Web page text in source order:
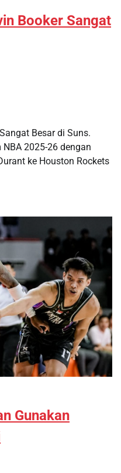
Booker Sangat
Besar di Suns.
2025-26 dengan
ke Houston Rockets
Gunakan